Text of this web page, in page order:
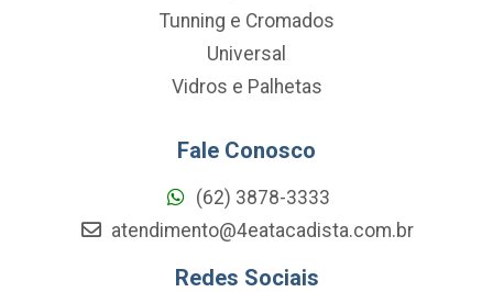
Tunning e Cromados
Universal
Vidros e Palhetas
Fale Conosco
(62) 3878-3333
atendimento@4eatacadista.com.br
Redes Sociais